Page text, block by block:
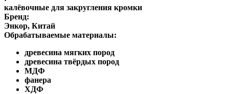
калёвочные для закругления кромки
Бренд:
Энкор, Китай
Обрабатываемые материалы:
древесина мягких пород
древесина твёрдых пород
МДФ
фанера
ХДФ